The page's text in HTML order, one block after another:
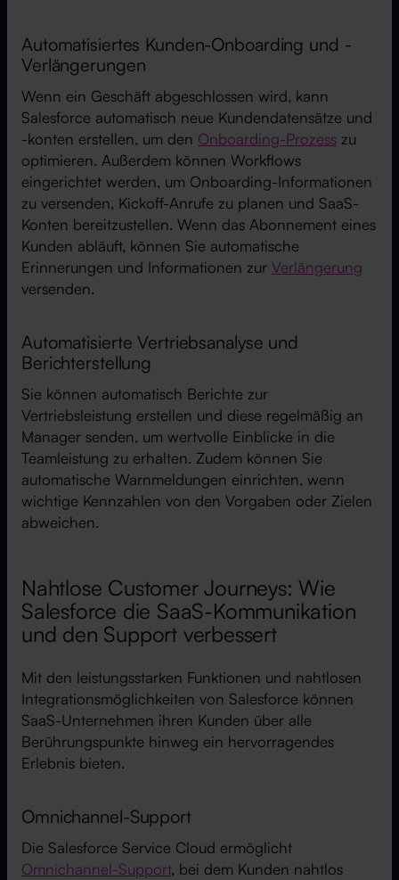
Automatisiertes Kunden-Onboarding und -
Verlängerungen
Wenn ein Geschäft abgeschlossen wird, kann
Salesforce automatisch neue Kundendatensätze und
-konten erstellen, um den Onboarding-Prozess zu
optimieren. Außerdem können Workflows
eingerichtet werden, um Onboarding-Informationen
zu versenden, Kickoff-Anrufe zu planen und SaaS-
Konten bereitzustellen. Wenn das Abonnement eines
Kunden abläuft, können Sie automatische
Erinnerungen und Informationen zur Verlängerung
versenden.
Automatisierte Vertriebsanalyse und
Berichterstellung
Sie können automatisch Berichte zur
Vertriebsleistung erstellen und diese regelmäßig an
Manager senden, um wertvolle Einblicke in die
Teamleistung zu erhalten. Zudem können Sie
automatische Warnmeldungen einrichten, wenn
wichtige Kennzahlen von den Vorgaben oder Zielen
abweichen.
Nahtlose Customer Journeys: Wie
Salesforce die SaaS-Kommunikation
und den Support verbessert
Mit den leistungsstarken Funktionen und nahtlosen
Integrationsmöglichkeiten von Salesforce können
SaaS-Unternehmen ihren Kunden über alle
Berührungspunkte hinweg ein hervorragendes
Erlebnis bieten.
Omnichannel-Support
Die Salesforce Service Cloud ermöglicht
Omnichannel-Support, bei dem Kunden nahtlos